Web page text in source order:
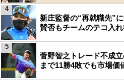
新庄監督の“再就職先”
賛否もチームのテコ入
4
菅野智之トレード不成
まで11勝4敗でも市場価
5